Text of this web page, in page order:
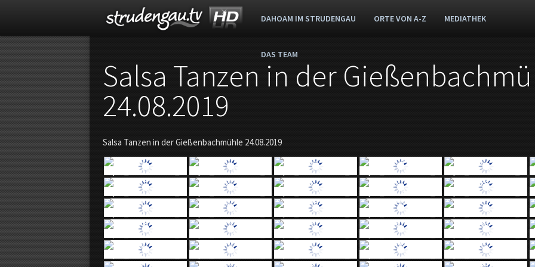
s
t
r
u
d
e
n
DAHOAM IM STRUDENGAU ORTE VON A-Z MEDIATHEK
DAS TEAM
Salsa Tanzen in der
24.08.2019
Salsa Tanzen in der Gießenbachmühle 24.08.2019